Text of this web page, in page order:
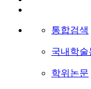
통합검색
국내학술
학위논문